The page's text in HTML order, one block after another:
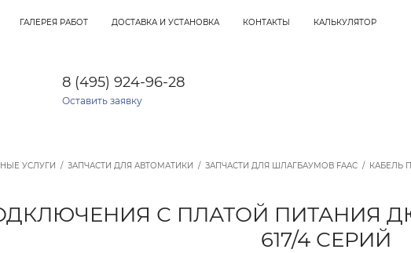
ГАЛЕРЕЯ РАБОТ ДОСТАВКА И УСТАНОВКА КОНТАКТЫ КАЛЬКУЛЯТОР
8 (495) 924-96-28
Оставить заявку
УСЛУГИ / ЗАПЧАСТИ ДЛЯ АВТОМАТИКИ / ЗАПЧАСТИ ДЛЯ ШЛАГБАУМОВ FAAC / КАБЕЛЬ
С ПЛАТОЙ ПИТАНИЯ
617/4 СЕРИЙ